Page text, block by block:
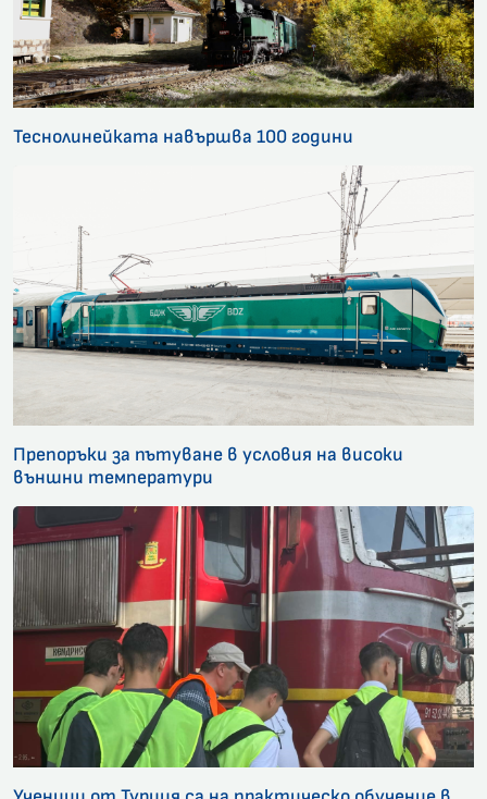
Теснолинейката навършва 100 години
Препоръки за пътуване в условия на високи
външни температури